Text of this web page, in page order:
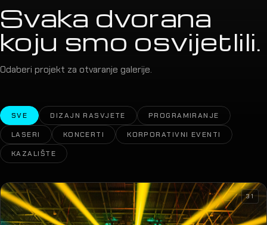
Svaka dvorana
koju smo osvijetlili.
Odaberi projekt za otvaranje galerije.
SVE DIZAJN RASVJETE
PROGRAMIRANJE
LASERI
KONCERTI
KORPORATIVNI EVENTI
KAZALIŠTE
31